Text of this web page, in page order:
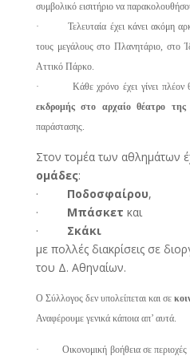
συμβολικό εισιτήριο να
· Τελευταία έχει κάνει ακόμη
τους μεγάλους στο Πλανητάριο, στο
Αττικό Πάρκο.
· Κάθε χρόνο έχει γίνει πλέον
εκδρομής στο αρχαίο θέατρο της
παράστασης.
Στον τομέα των αθλημάτων
ομάδες:
· Ποδοσφαίρου,
· Μπάσκετ και
· Σκάκι
με πολλές διακρίσεις σε
του Δ. Αθηναίων.
Ο Σύλλογος δεν υπολείπεται και σε
Αναφέρουμε γενικά κάποια απ’ αυτά.
· Οικονομική βοήθεια σε περιοχές